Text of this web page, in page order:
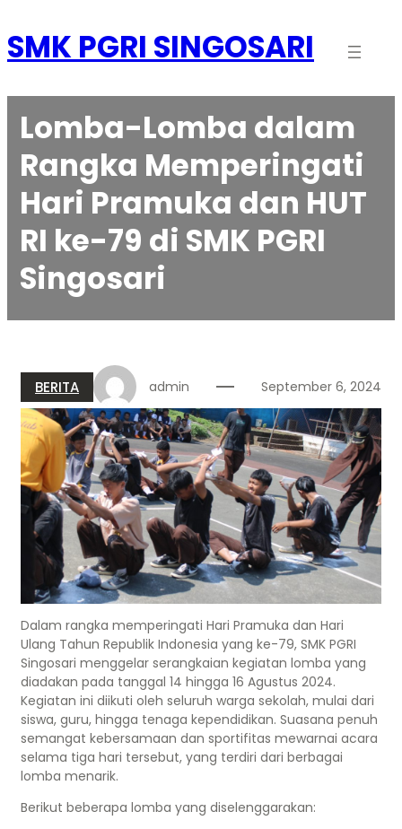
to
content
SMK PGRI SINGOSARI
Lomba-Lomba dalam
Rangka Memperingati
Hari Pramuka dan HUT
RI ke-79 di SMK PGRI
Singosari
BERITA admin September 6, 2024
Dalam rangka memperingati Hari Pramuka dan Hari
Ulang Tahun Republik Indonesia yang ke-79, SMK PGRI
Singosari menggelar serangkaian kegiatan lomba yang
diadakan pada tanggal 14 hingga 16 Agustus 2024.
Kegiatan ini diikuti oleh seluruh warga sekolah, mulai dari
siswa, guru, hingga tenaga kependidikan. Suasana penuh
semangat kebersamaan dan sportifitas mewarnai acara
selama tiga hari tersebut, yang terdiri dari berbagai
lomba menarik.
Berikut beberapa lomba yang diselenggarakan: